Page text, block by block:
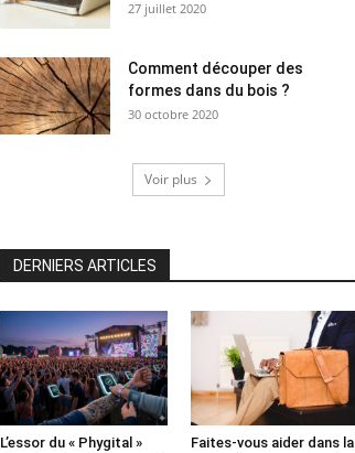
27 juillet 2020
Comment découper des
formes dans du bois ?
30 octobre 2020
Voir plus
DERNIERS ARTICLES
L’essor du « Phygital »
Faites-vous aider dans la